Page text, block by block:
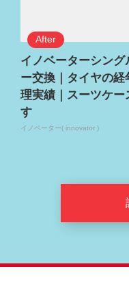
イノベーターシング
ー交換｜タイヤの経
理実績｜スーツケー
す
イノベーター( innovator )